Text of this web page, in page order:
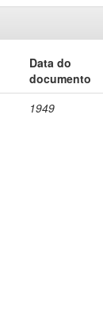
Data do
documento
1949